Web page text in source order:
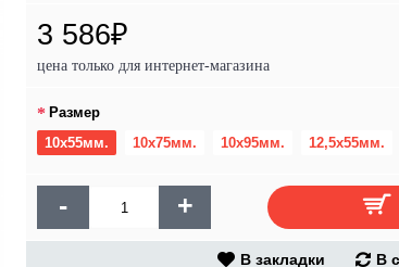
3 586₽
цена только для интернет-магазина
Размер
10х55мм.
10х75мм. 10х95мм. 12,5х55мм.
- +
В закладки В